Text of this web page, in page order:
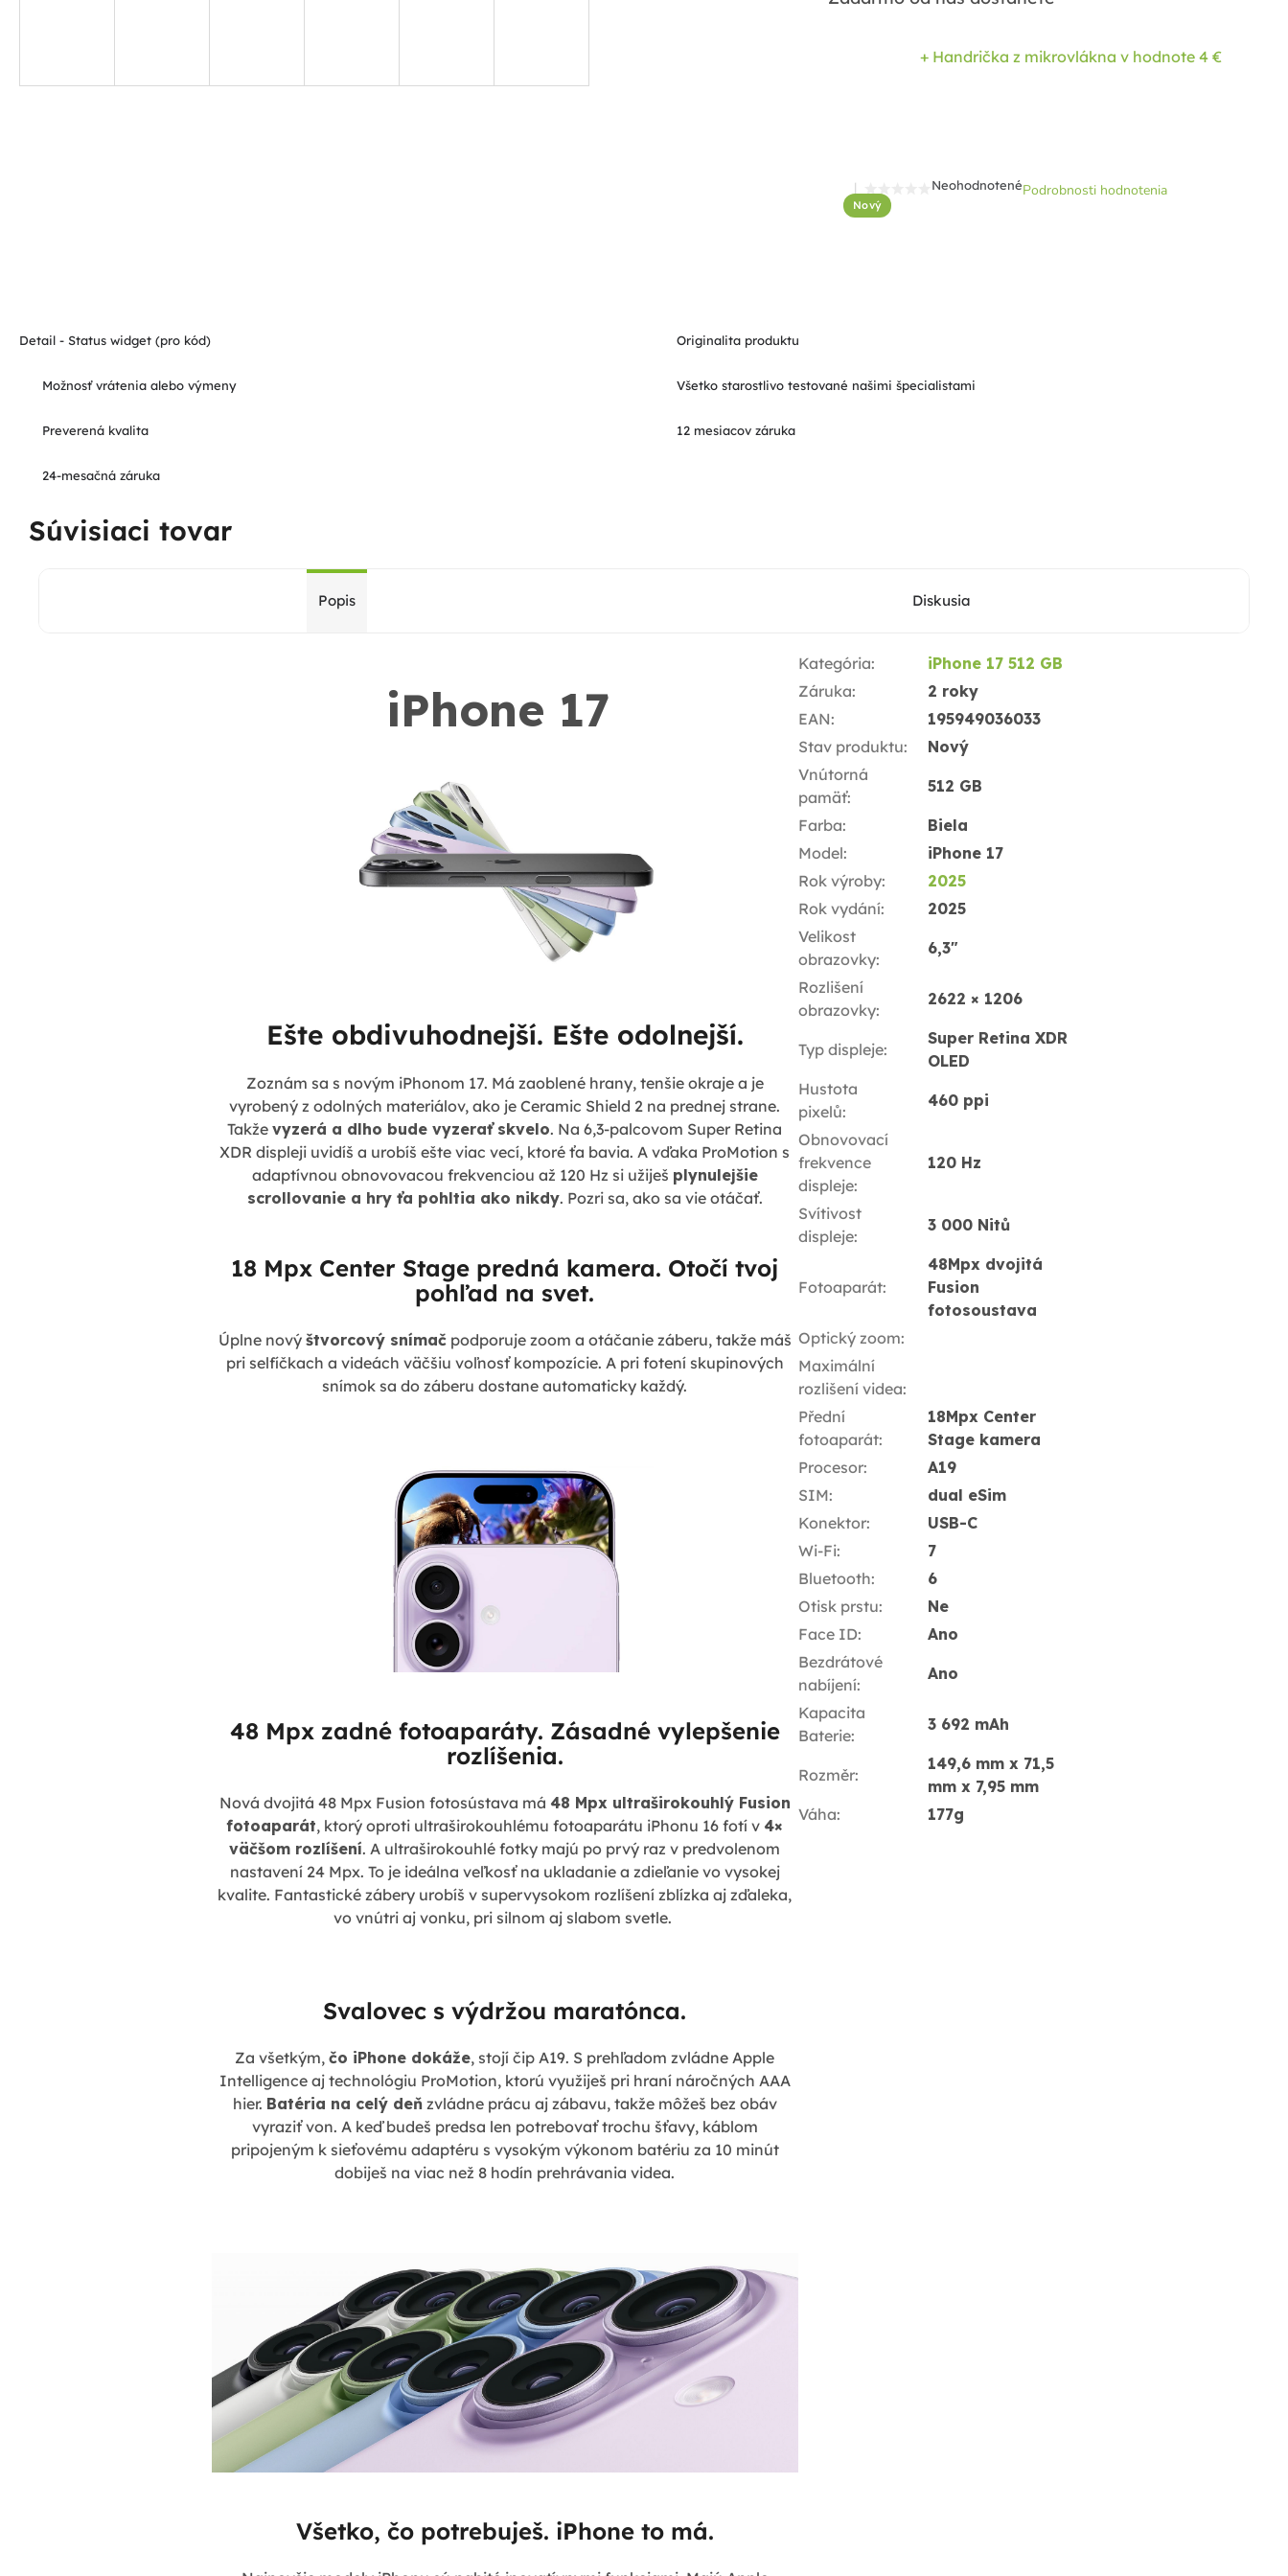
Nový
NeohodnotenéPodrobnosti hodnotenia
+ Handrička z mikrovlákna v hodnote 4 €
Detail - Status widget (pro kód) Originalita produktu
Možnosť vrátenia alebo výmeny Všetko starostlivo testované našimi špecialistami
Preverená kvalita 12 mesiacov záruka
24-mesačná záruka
Súvisiaci tovar
Popis Diskusia
iPhone 17
Ešte obdivuhodnejší. Ešte odolnejší.
Zoznám sa s novým iPhonom 17. Má zaoblené hrany, tenšie okraje a je
vyrobený z odolných materiálov, ako je Ceramic Shield 2 na prednej strane.
Takže vyzerá a dlho bude vyzerať skvelo. Na 6,3-palcovom Super Retina
XDR displeji uvidíš a urobíš ešte viac vecí, ktoré ťa bavia. A vďaka ProMotion s
adaptívnou obnovovacou frekvenciou až 120 Hz si užiješ plynulejšie
scrollovanie a hry ťa pohltia ako nikdy. Pozri sa, ako sa vie otáčať.
18 Mpx Center Stage predná kamera. Otočí tvoj
pohľad na svet.
Úplne nový štvorcový snímačpodporuje zoom a otáčanie záberu, takže máš
pri selfíčkach a videách väčšiu voľnosť kompozície. A pri fotení skupinových
snímok sa do záberu dostane automaticky každý.
48 Mpx zadné fotoaparáty. Zásadné vylepšenie
rozlíšenia.
Nová dvojitá 48 Mpx Fusion fotosústava má 48 Mpx ultraširokouhlý Fusion
fotoaparát, ktorý oproti ultraširokouhlému fotoaparátu iPhonu 16 fotí v 4×
väčšom rozlíšení. A ultraširokouhlé fotky majú po prvý raz v predvolenom
nastavení 24 Mpx. To je ideálna veľkosť na ukladanie a zdieľanie vo vysokej
kvalite. Fantastické zábery urobíš v supervysokom rozlíšení zblízka aj zďaleka,
vo vnútri aj vonku, pri silnom aj slabom svetle.
Svalovec s výdržou maratónca.
Za všetkým, čo iPhone dokáže, stojí čip A19. S prehľadom zvládne Apple
Intelligence aj technológiu ProMotion, ktorú využiješ pri hraní náročných AAA
hier. Batéria na celý deňzvládne prácu aj zábavu, takže môžeš bez obáv
vyraziť von. A keď budeš predsa len potrebovať trochu šťavy, káblom
pripojeným k sieťovému adaptéru s vysokým výkonom batériu za 10 minút
dobiješ na viac než 8 hodín prehrávania videa.
Všetko, čo potrebuješ. iPhone to má.
Kategória:
iPhone 17 512 GB
Záruka:
2 roky
EAN:
195949036033
Stav produktu:
Nový
Vnútorná
pamäť:
512 GB
Farba:
Biela
Model:
iPhone 17
Rok výroby:
2025
Rok vydání:
2025
Velikost
obrazovky:
6,3"
Rozlišení
obrazovky:
2622 × 1206
Typ displeje:
Super Retina XDR
OLED
Hustota
pixelů:
460 ppi
Obnovovací
frekvence
displeje:
120 Hz
Svítivost
displeje:
3 000 Nitů
Fotoaparát:
48Mpx dvojitá
Fusion
fotosoustava
Optický zoom:
Maximální
rozlišení videa:
Přední
fotoaparát:
18Mpx Center
Stage kamera
Procesor:
A19
SIM:
dual eSim
Konektor:
USB-C
Wi-Fi:
7
Bluetooth:
6
Otisk prstu:
Ne
Face ID:
Ano
Bezdrátové
nabíjení:
Ano
Kapacita
Baterie:
3 692 mAh
Rozměr:
149,6 mm x 71,5
mm x 7,95 mm
Váha: 177g